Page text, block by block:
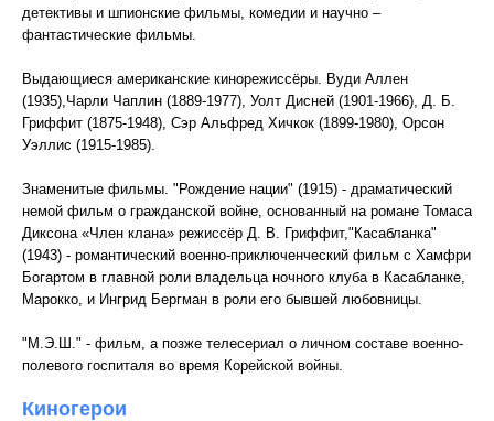
детективы и шпионские фильмы, комедии и научно –
фантастические фильмы.
Выдающиеся американские кинорежиссёры. Вуди Аллен
(1935),Чарли Чаплин (1889-1977), Уолт Дисней (1901-1966), Д. Б.
Гриффит (1875-1948), Сэр Альфред Хичкок (1899-1980), Орсон
Уэллис (1915-1985).
Знаменитые фильмы. "Рождение нации" (1915) - драматический
немой фильм о гражданской войне, основанный на романе Томаса
Диксона «Член клана» режиссёр Д. В. Гриффит,"Касабланка"
(1943) - романтический военно-приключенческий фильм с Хамфри
Богартом в главной роли владельца ночного клуба в Касабланке,
Марокко, и Ингрид Бергман в роли его бывшей любовницы.
"М.Э.Ш." - фильм, а позже телесериал о личном составе военно-
полевого госпиталя во время Корейской войны.
Киногерои